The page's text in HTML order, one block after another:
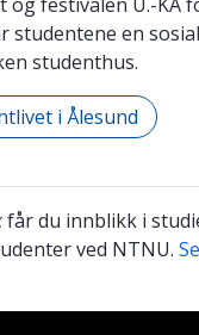
studentene en
studenthus.
i Ålesund
får du innblikk i
ved NTNU.